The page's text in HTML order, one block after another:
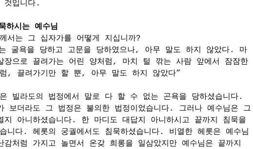
것입니다.
하시는 예수님
서는 그 십자가를 어떻게 지십니까?
굴욕을 당하고 고문을 당하였으나, 아무 말도 하지 않았다. 마
장으로 끌려가는 어린 양처럼, 마치 털 깎는 사람 앞에서 잠잠한
럼, 끌려가기만 할 뿐, 아무 말도 하지 않았다”
은 빌라도의 법정에서 말로 다 할 수 없는 곤욕을 당하셨습니다.
보더라도 그 법정은 불의한 법정이었습니다. 그러나 예수님은 그
지 아니하셨습니다. 한 마디도 대답지 아니하시고 끝까지 침묵을
니다. 헤롯의 궁궐에서도 침묵하셨습니다. 비열한 헤롯은 예수님
감처럼 가지고 놀면서 온갖 희롱을 일삼았지만 예수님은 끝까지